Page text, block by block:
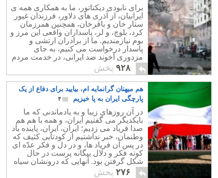
داریم
برای نابودی دیکتاتور، ما به همکاری همه ی
ایرانیان، از آذری های دلاور، فرزندان غیور
ستار خان و باقرخان، همچنین همرزمان
کرد، بلوچ، و لر، پاسداران واقعی این مرز و
بوم نیازمندیم. ما از برادران ارتشی و
پاسدار درخواست می کنیم، به جای
مزدوری آخوند ضد ایرانی، در خدمت مردم
شرافتمند ایران باشند.
۹۲۸ پخش
هم میهنان گرانمایه ام، بیایید برای دفاع از یک
پارچگی ایران به پا خیزیم
۴
در آن روزهای زیبا و به یادماندنی که ما
بایکدیگر می گفتیم ایران، و همه با هم هم
صدا فریاد می زدیم؛ ایران، ایران، پاینده باد
وطنمان، خبر نداشتیم از کودتایی کثیف که
در پس آن فریاد ها، و در دل و فکر عدّه ای
کوته فکر و دلال بیگانه پرست در حال
شکل گرفتن بود. آنهایی که درونشان سیاه
بود،به ما ضربه زدند.
۲۷۶ پخش